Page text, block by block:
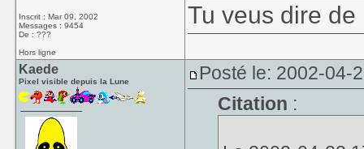
Inscrit : Mar 09, 2002
Messages : 9454
De : ???
Hors ligne
Tu veus dire de
Kaede
Pixel visible depuis la Lune
Posté le: 2002-04-
Citation :